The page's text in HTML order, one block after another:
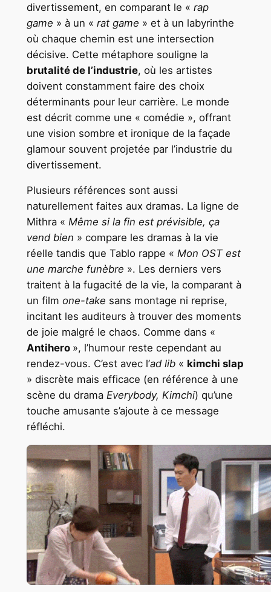
divertissement, en comparant le « rap
game » à un « rat game » et à un labyrinthe
où chaque chemin est une intersection
décisive. Cette métaphore souligne la
brutalité de l’industrie, où les artistes
doivent constamment faire des choix
déterminants pour leur carrière. Le monde
est décrit comme une « comédie », offrant
une vision sombre et ironique de la façade
glamour souvent projetée par l’industrie du
divertissement.
Plusieurs références sont aussi
naturellement faites aux dramas. La ligne de
Mithra « Même si la fin est prévisible, ça
vend bien » compare les dramas à la vie
réelle tandis que Tablo rappe « Mon OST est
une marche funèbre ». Les derniers vers
traitent à la fugacité de la vie, la comparant à
un film one-take sans montage ni reprise,
incitant les auditeurs à trouver des moments
de joie malgré le chaos. Comme dans «
Antihero », l’humour reste cependant au
rendez-vous. C’est avec l’ad lib« kimchi slap
» discrète mais efficace (en référence à une
scène du drama Everybody, Kimchi) qu’une
touche amusante s’ajoute à ce message
réfléchi.